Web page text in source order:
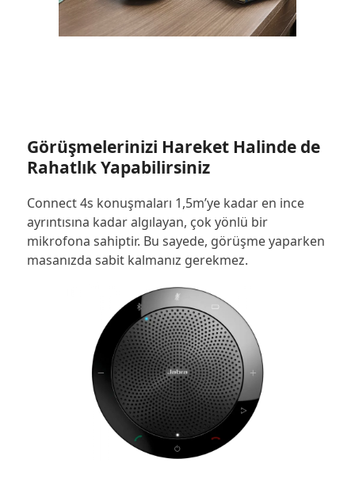
Görüşmelerinizi Hareket Halinde de
Rahatlık Yapabilirsiniz
Connect 4s konuşmaları 1,5m’ye kadar en ince
ayrıntısına kadar algılayan, çok yönlü bir
mikrofona sahiptir. Bu sayede, görüşme yaparken
masanızda sabit kalmanız gerekmez.